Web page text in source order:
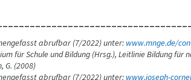
abrufbar (7/2022) unter: www.mnge.de/
für Schule und Bildung (Hrsg.), Leitlinie Bildung für
G. (2008)
abrufbar (7/2022) unter: www.joseph-